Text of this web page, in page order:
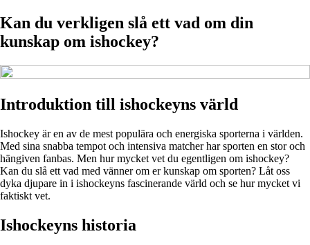
Kan du verkligen slå ett vad om din
kunskap om ishockey?
Introduktion till ishockeyns värld
Ishockey är en av de mest populära och energiska sporterna i världen.
Med sina snabba tempot och intensiva matcher har sporten en stor och
hängiven fanbas. Men hur mycket vet du egentligen om ishockey?
Kan du slå ett vad med vänner om er kunskap om sporten? Låt oss
dyka djupare in i ishockeyns fascinerande värld och se hur mycket vi
faktiskt vet.
Ishockeyns historia